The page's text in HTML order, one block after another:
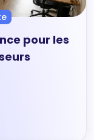
pour les